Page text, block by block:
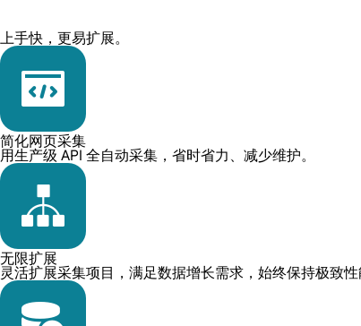
上手快，更易扩展。
简化网页采集
用生产级 API 全自动采集，省时省力、减少维护。
无限扩展
灵活扩展采集项目，满足数据增长需求，始终保持极致性